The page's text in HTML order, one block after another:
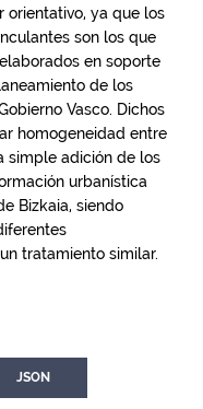
orientativo, ya que los
son los que
en soporte
de los
Vasco. Dichos
homogeneidad entre
simple adición de los
urbanística
Bizkaia, siendo
tratamiento similar.
JSON